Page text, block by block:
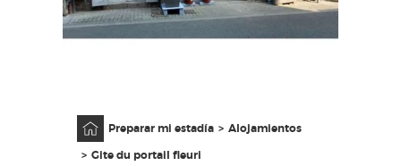
ES
Preparar mi estadía
Alojamientos
Gite du portail fleuri